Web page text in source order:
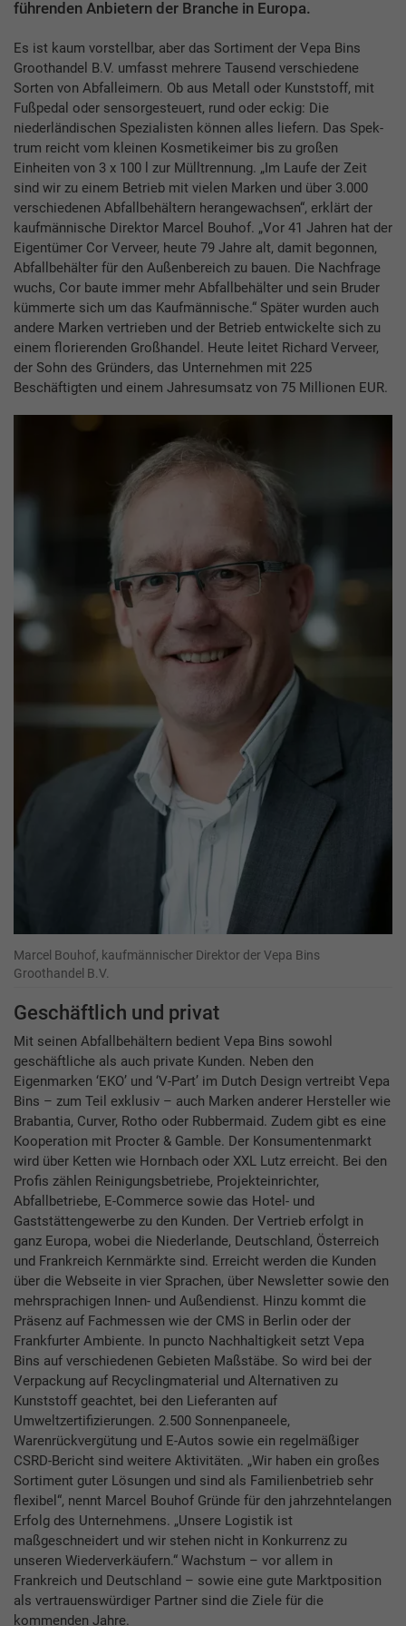
führenden Anbietern der Branche in Europa.
Es ist kaum vorstellbar, aber das Sortiment der Vepa Bins
Groothandel B.V. umfasst mehrere Tausend verschiedene
Sorten von Abfalleimern. Ob aus Metall oder Kunststoff, mit
Fußpedal oder sensorgesteuert, rund oder eckig: Die
niederländischen Spezialisten können alles liefern. Das Spek-
trum reicht vom kleinen Kosmetikeimer bis zu großen
Einheiten von 3 x 100 l zur Mülltrennung. „Im Laufe der Zeit
sind wir zu einem Betrieb mit vielen Marken und über 3.000
verschiedenen Abfallbehältern he­rangewachsen“, erklärt der
kaufmännische Direktor Marcel Bouhof. „Vor 41 Jahren hat der
Eigentümer Cor Verveer, heute 79 Jahre alt, damit begonnen,
Abfallbehälter für den Außenbereich zu bauen. Die Nachfrage
wuchs, Cor baute immer mehr Abfallbehälter und sein Bruder
kümmerte sich um das Kaufmännische.“ Später wurden auch
andere Marken vertrieben und der Betrieb entwickelte sich zu
einem florierenden Großhandel. Heute leitet Richard Verveer,
der Sohn des Gründers, das Unternehmen mit 225
Beschäftigten und einem Jahresumsatz von 75 Millionen EUR.
Marcel Bouhof, kaufmännischer Direktor der Vepa Bins
Groothandel B.V.
Geschäftlich und privat
Mit seinen Abfallbehältern bedient Vepa Bins sowohl
geschäftliche als auch private Kunden. Neben den
Eigenmarken ‘EKO’ und ­‘V-Part’ im Dutch Design vertreibt Vepa
Bins – zum Teil exklusiv – auch Marken anderer Hersteller wie
Brabantia, Curver, Rotho oder Rubbermaid. Zudem gibt es eine
Kooperation mit Procter & Gamble. Der Konsumentenmarkt
wird über Ketten wie Hornbach oder XXL Lutz erreicht. Bei den
Profis zählen Reinigungsbetriebe, Projekteinrichter,
Abfallbetriebe, E-Commerce sowie das Hotel- und
Gaststättengewerbe zu den Kunden. Der Vertrieb erfolgt in
ganz Europa, wobei die Niederlande, Deutschland, Österreich
und Frankreich Kernmärkte sind. Erreicht werden die Kunden
über die Webseite in vier Sprachen, über Newsletter sowie den
mehrsprachigen Innen- und Außendienst. Hinzu kommt die
Präsenz auf Fachmessen wie der CMS in Berlin oder der
Frankfurter Ambiente. In puncto Nachhaltigkeit setzt Vepa
Bins auf verschiedenen Gebieten Maßstäbe. So wird bei der
Verpackung auf Recyclingmaterial und Alternativen zu
Kunststoff geachtet, bei den Lieferanten auf
Umweltzertifizierungen. 2.500 Sonnenpaneele,
Warenrückvergütung und E-Autos sowie ein regelmäßiger
CSRD-Bericht sind weitere Aktivitäten. „Wir haben ein großes
Sortiment guter Lösungen und sind als Familienbetrieb sehr
flexibel“, nennt Marcel Bouhof Gründe für den jahrzehntelangen
Erfolg des Unternehmens. „Unsere Logistik ist
maßgeschneidert und wir stehen nicht in Konkurrenz zu
unseren Wiederverkäufern.“ Wachstum – vor allem in
Frankreich und Deutschland – sowie eine gute Marktposition
als vertrauenswürdiger Partner sind die Ziele für die
kommenden Jahre.